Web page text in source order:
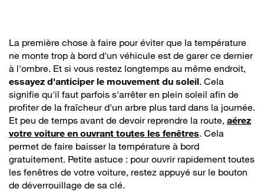
La première chose à faire pour éviter que la température
ne monte trop à bord d'un véhicule est de garer ce dernier
à l'ombre. Et si vous restez longtemps au même endroit,
essayez d'anticiper le mouvement du soleil. Cela
signifie qu'il faut parfois s'arrêter en plein soleil afin de
profiter de la fraîcheur d'un arbre plus tard dans la journée.
Et peu de temps avant de devoir reprendre la route, aérez
votre voiture en ouvrant toutes les fenêtres. Cela
permet de faire baisser la température à bord
gratuitement. Petite astuce : pour ouvrir rapidement toutes
les fenêtres de votre voiture, restez appuyé sur le bouton
de déverrouillage de sa clé.